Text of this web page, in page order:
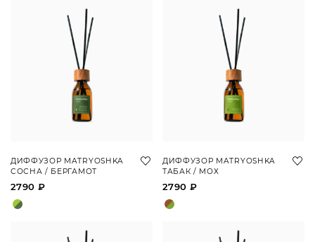
ДИФФУЗОР MATRYOSHKA
СОСНА / БЕРГАМОТ
2790 ₽
ДИФФУЗОР MATRYOSHKA
ТАБАК / МОХ
2790 ₽